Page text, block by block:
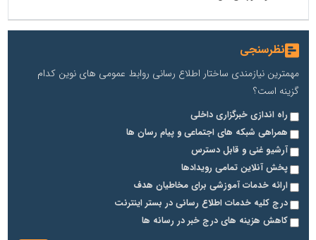
نظرسنجی
مهمترین نیازمندی ساختار اطلاع رسانی روابط عمومی های نوین کدام
گزینه است؟
راه اندازی خبرگزاری داخلی
همراهی شبکه های اجتماعی و پیام رسان ها
آرشیو غنی و قابل دسترس
پخش آنلاین تمامی رویدادها
ارائه خدمات آموزشی برای مخاطیان هدف
درج کلیه خدمات اطلاع رسانی در بستر اینترنت
کاهش هزینه های درج خبر در رسانه ها